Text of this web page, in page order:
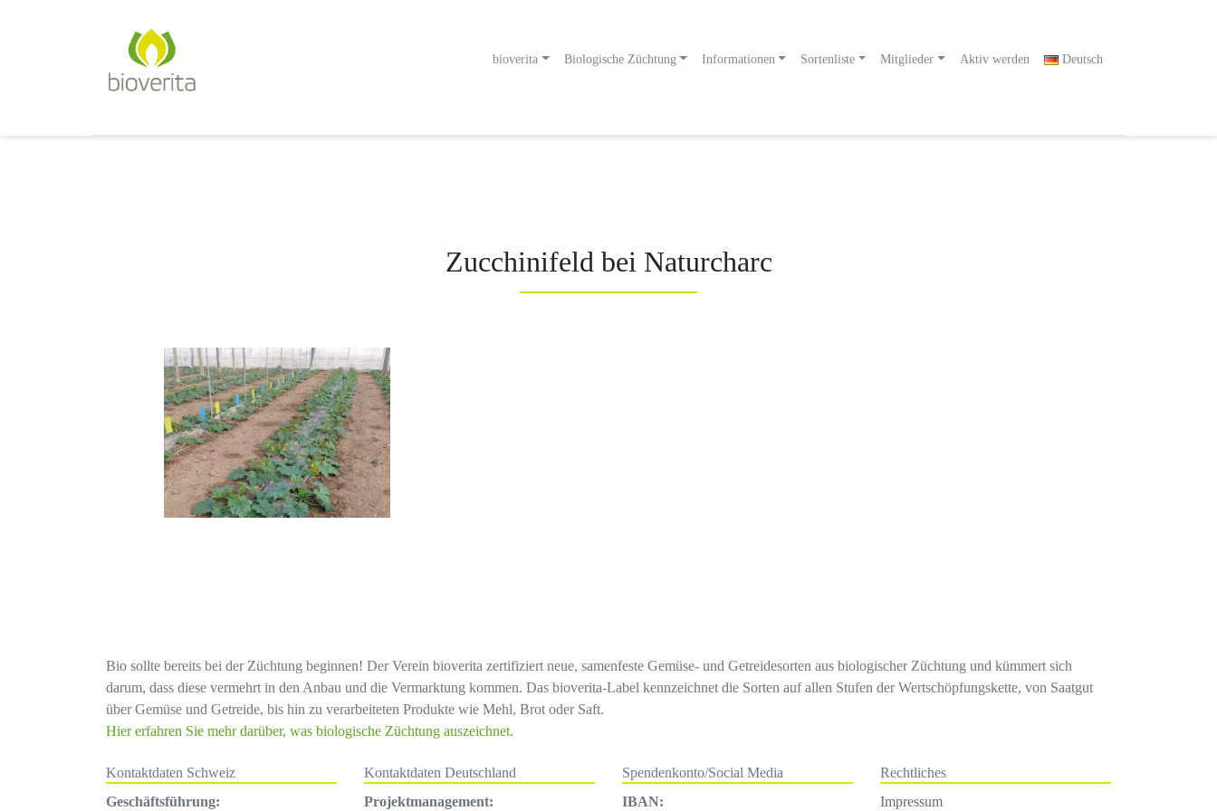
bioverita Biologische Züchtung Informationen Sortenliste Mitglieder Aktiv werden Deutsch
Zucchinifeld bei Naturcharc
Bio sollte bereits bei der Züchtung beginnen! Der Verein bioverita zertifiziert neue, samenfeste Gemüse- und Getreidesorten aus biologischer Züchtung und kümmert sich
darum, dass diese vermehrt in den Anbau und die Vermarktung kommen. Das bioverita-Label kennzeichnet die Sorten auf allen Stufen der Wertschöpfungskette, von Saatgut
über Gemüse und Getreide, bis hin zu verarbeiteten Produkte wie Mehl, Brot oder Saft.
Hier erfahren Sie mehr darüber, was biologische Züchtung auszeichnet.
Kontaktdaten Schweiz
Geschäftsführung:
Kontaktdaten Deutschland
Projektmanagement:
Spendenkonto/Social Media
IBAN:
Rechtliches
Impressum